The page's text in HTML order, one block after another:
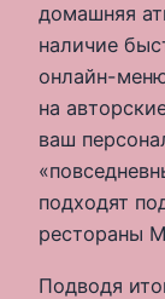
домашняя
наличие
онлайн-
на
ваш
подходят
рестораны
Подводя